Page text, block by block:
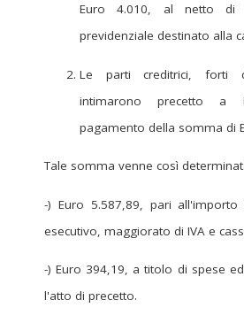
Euro 4.010, al netto di
previdenziale destinato alla
Le parti creditrici, forti
intimarono precetto a
pagamento della somma di
Tale somma venne così
-) Euro 5.587,89, pari
esecutivo, maggiorato di IVA e
-) Euro 394,19, a titolo di spese
l'atto di precetto.